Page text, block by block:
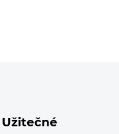
Užitečné